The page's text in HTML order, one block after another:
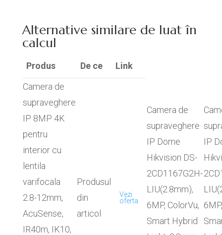
Alternative similare de luat în
calcul
Produs De ce
Link
Camera de
supraveghere
IP 8MP 4K
pentru
interior cu
lentila
varifocala
2.8-12mm,
AcuSense,
IR40m, IK10,
Produsul
din
articol
Vezi
oferta
Camera de
supraveghere
IP Dome
Hikvision DS-
2CD1167G2H-
LIU(2.8mm),
6MP, ColorVu,
Smart Hybrid
IP